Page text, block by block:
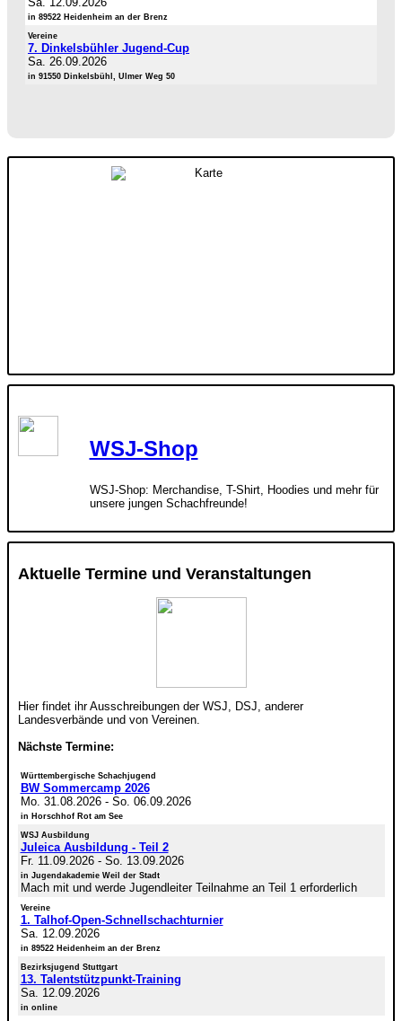
in 89522 Heidenheim an der Brenz
Vereine
7. Dinkelsbühler Jugend-Cup
Sa. 26.09.2026
in 91550 Dinkelsbühl, Ulmer Weg 50
WSJ-Shop
WSJ-Shop: Merchandise, T-Shirt, Hoodies und mehr für
unsere jungen Schachfreunde!
Aktuelle Termine und Veranstaltungen
Hier findet ihr Ausschreibungen der WSJ, DSJ, anderer
Landesverbände und von Vereinen.
Nächste Termine:
Württembergische Schachjugend
BW Sommercamp 2026
Mo. 31.08.2026- So. 06.09.2026
in Horschhof Rot am See
WSJ Ausbildung
Juleica Ausbildung - Teil 2
Fr. 11.09.2026- So. 13.09.2026
in Jugendakademie Weil der Stadt
Mach mit und werde Jugendleiter Teilnahme an Teil 1 erforderlich
Vereine
1. Talhof-Open-Schnellschachturnier
Sa. 12.09.2026
in 89522 Heidenheim an der Brenz
Bezirksjugend Stuttgart
13. Talentstützpunkt-Training
Sa. 12.09.2026
in online